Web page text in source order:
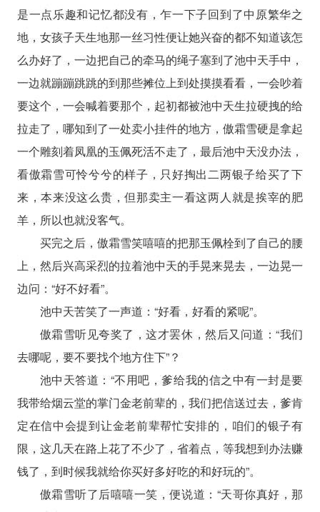
是一点乐趣和记忆都没有，乍一下子回到了中原繁华之
地，女孩子天生地那一丝习性便让她兴奋的都不知道该怎
么办好了，一边把自己的牵马的绳子塞到了池中天手中，
一边就蹦蹦跳跳的到那些摊位上到处摸摸看看，一会吵着
要这个，一会喊着要那个，起初都被池中天生拉硬拽的给
拉走了，哪知到了一处卖小挂件的地方，傲霜雪硬是拿起
一个雕刻着凤凰的玉佩死活不走了，最后池中天没办法，
看傲霜雪可怜兮兮的样子，只好掏出二两银子给买了下
来，本来没这么贵，但那卖主一看这两人就是挨宰的肥
羊，所以也就没客气。
买完之后，傲霜雪笑嘻嘻的把那玉佩栓到了自己的腰
上，然后兴高采烈的拉着池中天的手晃来晃去，一边晃一
边问：“好不好看”。
池中天苦笑了一声道：“好看，好看的紧呢”。
傲霜雪听见夸奖了，这才罢休，然后又问道：“我们
去哪呢，要不要找个地方住下”？
池中天答道：“不用吧，爹给我的信之中有一封是要
我带给烟云堂的掌门金老前辈的，我们把信送过去，爹肯
定在信中会提到让金老前辈帮忙安排的，咱们的银子有
限，这几天在路上花了不少了，省着点，等我想到办法赚
钱了，到时候我就给你买好多好吃的和好玩的”。
傲霜雪听了后嘻嘻一笑，便说道：“天哥你真好，那